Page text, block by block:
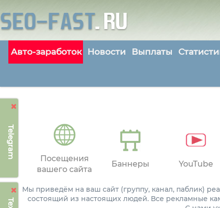
Telegram
Авто-заработок Новости Выплаты
Посещения
вашего сайта
Баннеры YouTube
Мы приведём на ваш сайт (группу, канал, паблик)
состоящий из настоящих людей. Все рекламные